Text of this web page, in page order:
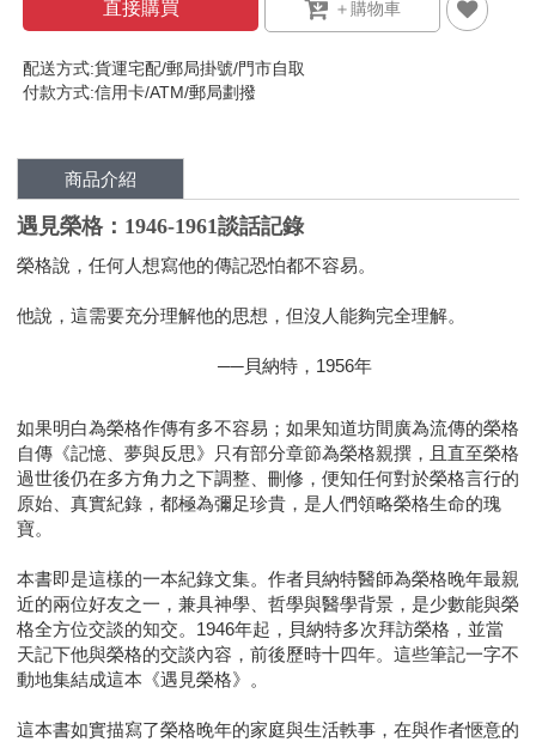
直接購買
配送方式:貨運宅配/郵局掛號/門市自取
付款方式:信用卡/ATM/郵局劃撥
商品介紹
遇見榮格：1946-1961談話記錄
榮格說，任何人想寫他的傳記恐怕都不容易。
他說，這需要充分理解他的思想，但沒人能夠完全理解。
──貝納特，1956年
如果明白為榮格作傳有多不容易；如果知道坊間廣為流傳的榮格
自傳《記憶、夢與反思》只有部分章節為榮格親撰，且直至榮格
過世後仍在多方角力之下調整、刪修，便知任何對於榮格言行的
原始、真實紀錄，都極為彌足珍貴，是人們領略榮格生命的瑰
寶。
本書即是這樣的一本紀錄文集。作者貝納特醫師為榮格晚年最親
近的兩位好友之一，兼具神學、哲學與醫學背景，是少數能與榮
格全方位交談的知交。1946年起，貝納特多次拜訪榮格，並當
天記下他與榮格的交談內容，前後歷時十四年。這些筆記一字不
動地集結成這本《遇見榮格》。
這本書如實描寫了榮格晚年的家庭與生活軼事，在與作者愜意的